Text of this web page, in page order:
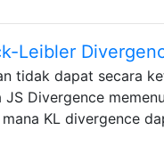
Leibler
tidak dapat secara
Divergence
KL divergence